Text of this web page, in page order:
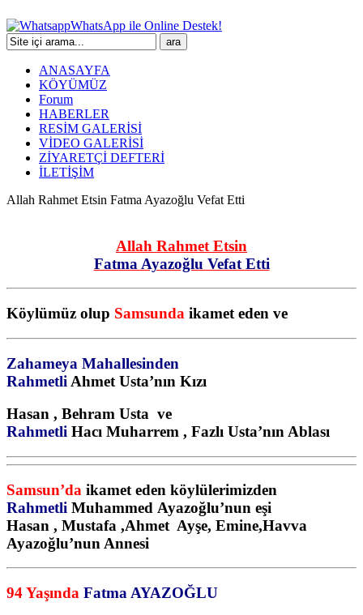
WhatsApp ile Online Destek!
ANASAYFA
KÖYÜMÜZ
Forum
HABERLER
RESİM GALERİSİ
VİDEO GALERİSİ
ZİYARETÇİ DEFTERİ
İLETİŞİM
Allah Rahmet Etsin Fatma Ayazoğlu Vefat Etti
Allah Rahmet Etsin
Fatma Ayazoğlu Vefat Etti
Köylümüz olup Samsunda ikamet eden ve
Zahameya Mahallesinden
Rahmetli Ahmet Usta’nın Kızı
Hasan , Behram Usta ve
Rahmetli Hacı Muharrem , Fazlı Usta’nın Ablası
Samsun’da ikamet eden köylülerimizden
Rahmetli Muhammed Ayazoğlu’nun eşi
Hasan , Mustafa ,Ahmet Ayşe, Emine,Havva
Ayazoğlu’nun Annesi
94 Yaşında Fatma AYAZOĞLU